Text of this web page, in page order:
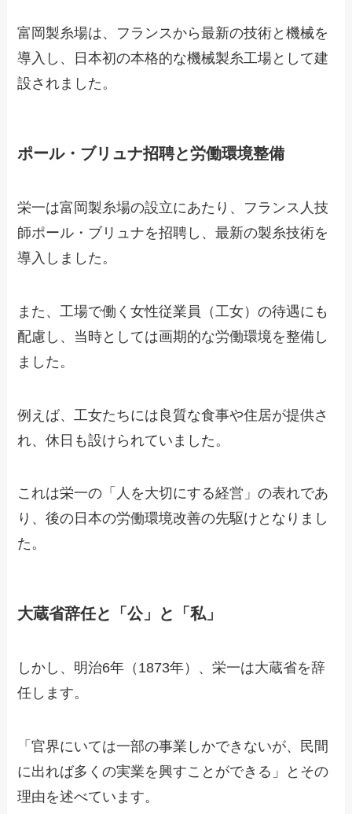
富岡製糸場は、フランスから最新の技術と機械を
導入し、日本初の本格的な機械製糸工場として建
設されました。
ポール・ブリュナ招聘と労働環境整備
栄一は富岡製糸場の設立にあたり、フランス人技
師ポール・ブリュナを招聘し、最新の製糸技術を
導入しました。
また、工場で働く女性従業員（工女）の待遇にも
配慮し、当時としては画期的な労働環境を整備し
ました。
例えば、工女たちには良質な食事や住居が提供さ
れ、休日も設けられていました。
これは栄一の「人を大切にする経営」の表れであ
り、後の日本の労働環境改善の先駆けとなりまし
た。
大蔵省辞任と「公」と「私」
しかし、明治6年（1873年）、栄一は大蔵省を辞
任します。
「官界にいては一部の事業しかできないが、民間
に出れば多くの実業を興すことができる」とその
理由を述べています。